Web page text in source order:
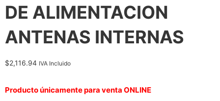
DE ALIMENTACION
ANTENAS INTERNAS
$2,116.94 IVA Incluido
Producto únicamente para venta ONLINE